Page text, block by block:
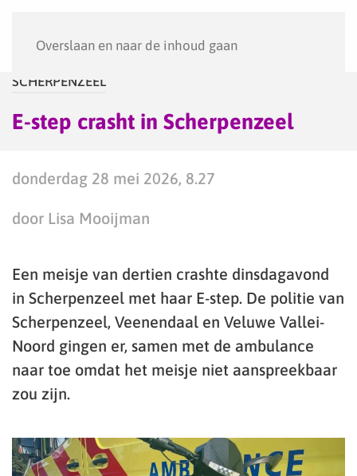
Overslaan en naar de inhoud gaan
SCHERPENZEEL
E-step crasht in Scherpenzeel
donderdag 28 mei 2026, 8.27
door Lisa Mooijman
Een meisje van dertien crashte dinsdagavond
in Scherpenzeel met haar E-step. De politie van
Scherpenzeel, Veenendaal en Veluwe Vallei-
Noord gingen er, samen met de ambulance
naar toe omdat het meisje niet aanspreekbaar
zou zijn.